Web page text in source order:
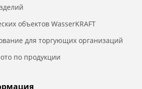
объектов WasserKRAFT
для торгующих организаций
по продукции